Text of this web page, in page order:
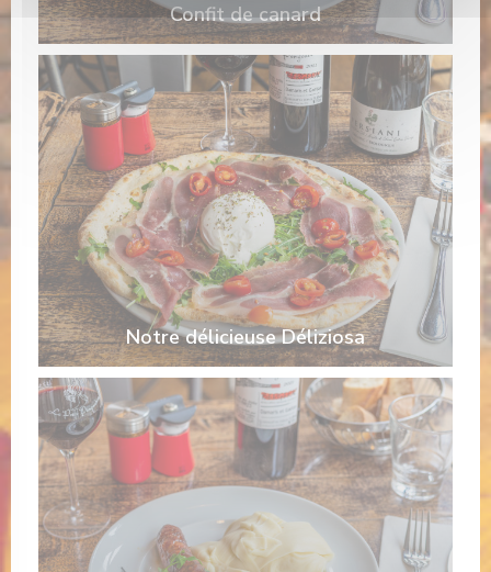
Confit de canard
Notre délicieuse Déliziosa